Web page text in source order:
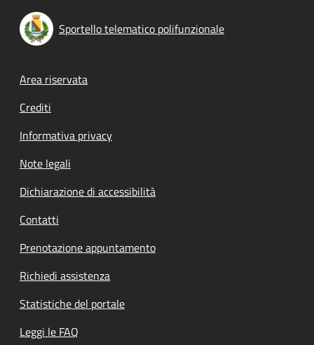
Sportello telematico polifunzionale
Footer menu
Area riservata
Crediti
Informativa privacy
Note legali
Dichiarazione di accessibilità
Contatti
Prenotazione appuntamento
Richiedi assistenza
Statistiche del portale
Leggi le FAQ